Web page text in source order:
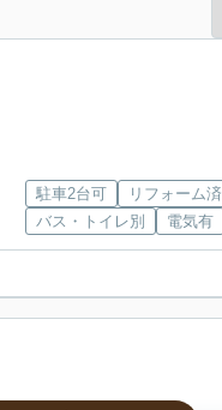
駐車2台可 リフォーム済
バス・トイレ別
電気有